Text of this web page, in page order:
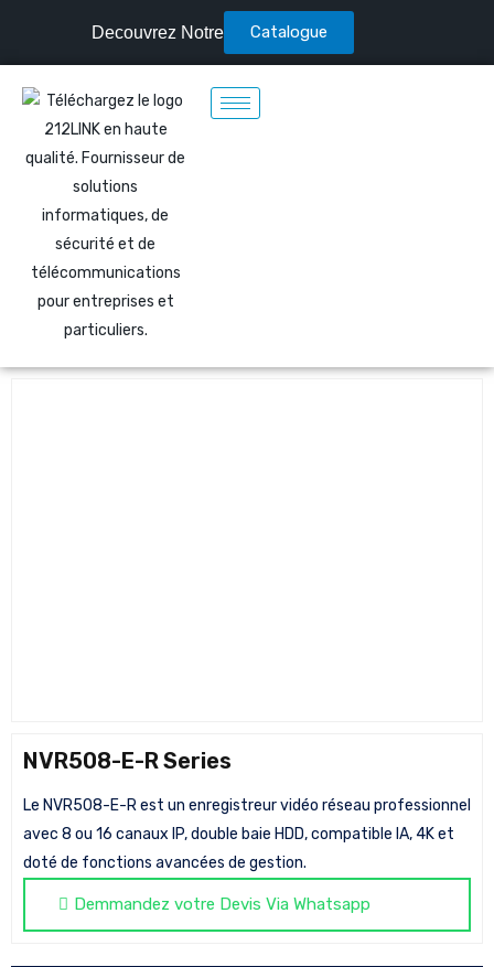
Decouvrez Notre Catalogue
NVR508-E-R Series
Le NVR508-E-R est un enregistreur vidéo réseau professionnel
avec 8 ou 16 canaux IP, double baie HDD, compatible IA, 4K et
doté de fonctions avancées de gestion.
Demmandez votre Devis Via Whatsapp